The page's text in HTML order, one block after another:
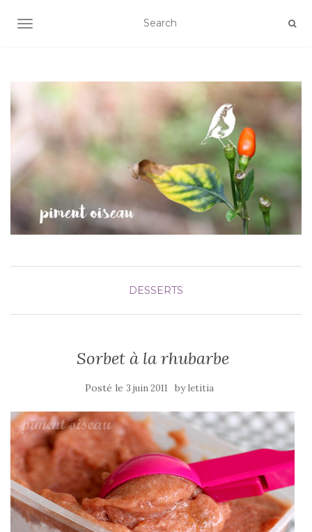
AFFICHER/MASQUER LA NAVIGATION
DESSERTS
Sorbet à la rhubarbe
Posté le 3 juin 2011 byletitia